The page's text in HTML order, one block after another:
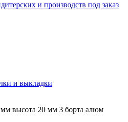
и производств под заказ
и выкладки
высота 20 мм 3 борта алюм